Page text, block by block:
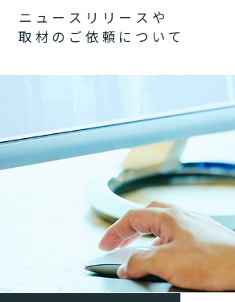
ニ ュ ー ス リ リ ー ス や
取 材 の ご 依 頼 に つ い て